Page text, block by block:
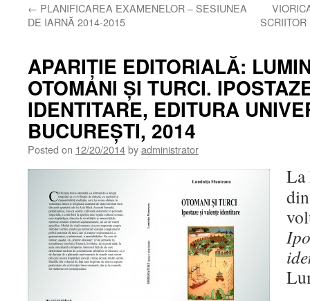
← PLANIFICAREA EXAMENELOR – SESIUNEA
DE IARNĂ 2014-2015
APARIȚIE EDITORIALĂ:
OTOMANI ȘI TURCI.
IDENTITARE, EDITURA
BUCUREȘTI, 2014
Posted on 12/20/2014byadministrator
La